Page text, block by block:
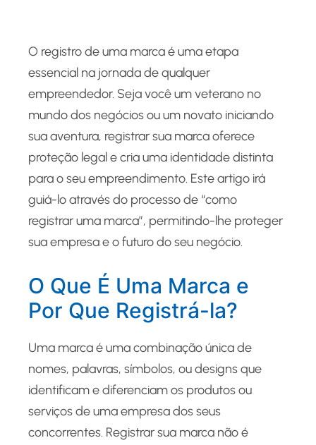
O registro de uma marca é uma etapa
essencial na jornada de qualquer
empreendedor. Seja você um veterano no
mundo dos negócios ou um novato iniciando
sua aventura, registrar sua marca oferece
proteção legal e cria uma identidade distinta
para o seu empreendimento. Este artigo irá
guiá-lo através do processo de “como
registrar uma marca”, permitindo-lhe proteger
sua empresa e o futuro do seu negócio.
O Que É Uma Marca e
Por Que Registrá-la?
Uma marca é uma combinação única de
nomes, palavras, símbolos, ou designs que
identificam e diferenciam os produtos ou
serviços de uma empresa dos seus
concorrentes. Registrar sua marca não é